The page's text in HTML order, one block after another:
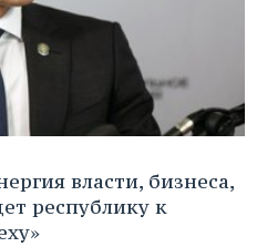
власти, бизнеса,
республику к